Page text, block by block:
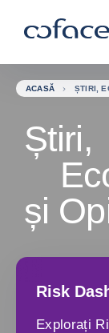
Înapoi la pagina
ACASĂ ȘTIRI,
Știri,
și
Risk
Explorați